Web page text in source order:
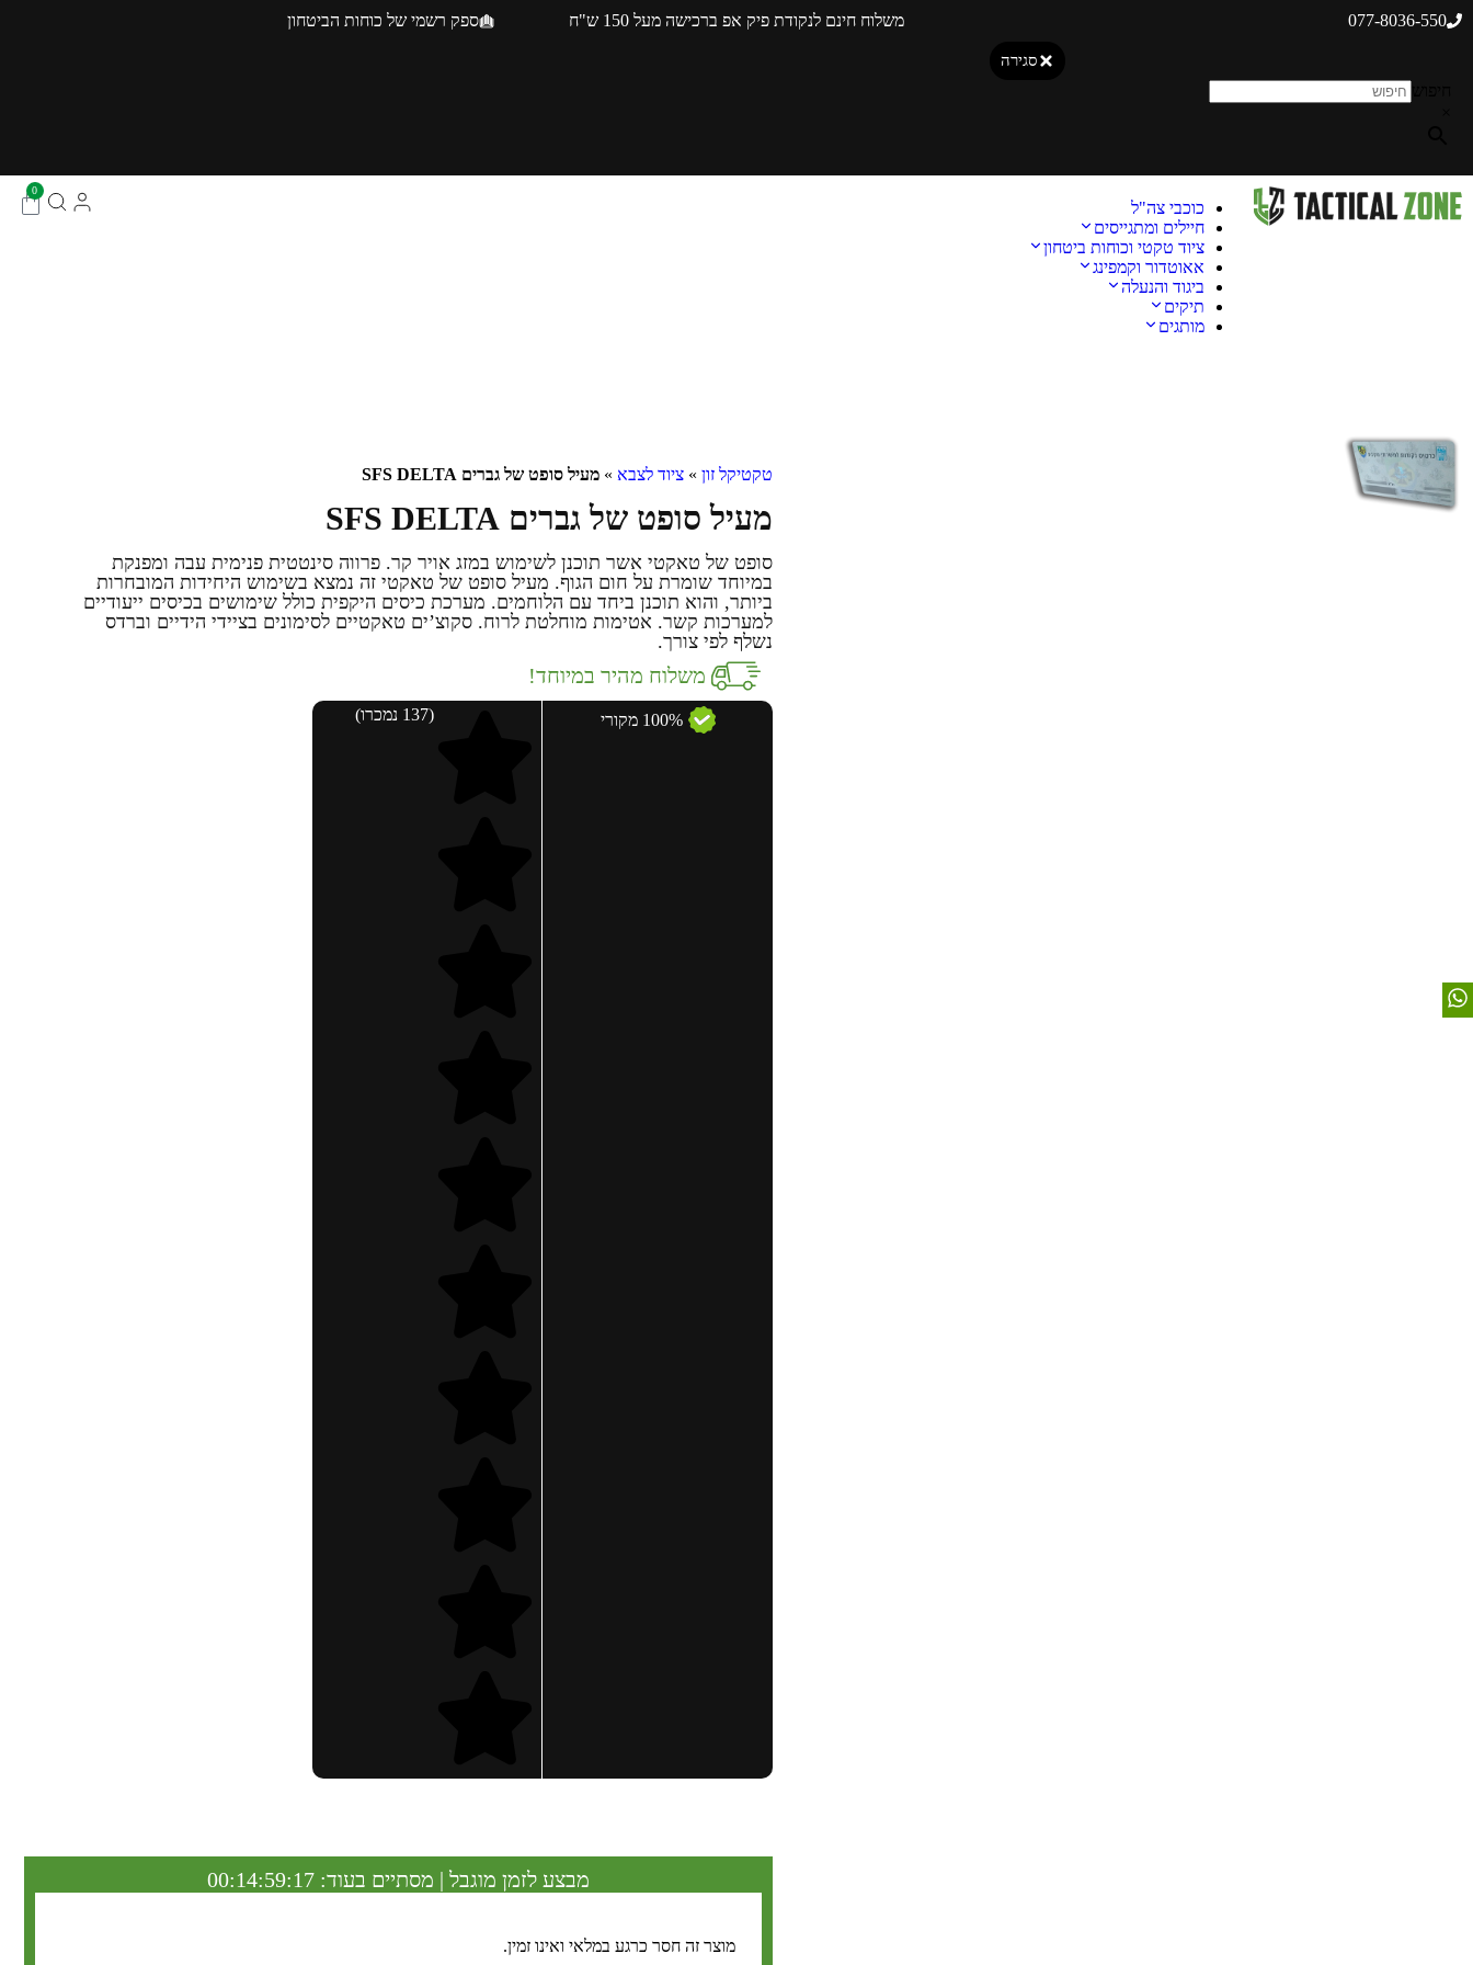
077-8036-550 משלוח חינם לנקודת פיק אפ ברכישה מעל 150 ש"ח ספק רשמי של כוחות הביטחון
סגירה
כוכבי צה"ל
חיילים ומתגייסים
ציוד טקטי וכוחות ביטחון
אאוטדור וקמפינג
ביגוד והנעלה
תיקים
מותגים
0
טקטיקל זון » ציוד לצבא » מעיל סופט של גברים SFS DELTA
מעיל סופט של גברים SFS DELTA
סופט של טאקטי אשר תוכנן לשימוש במזג אויר קר. פרווה סינטטית פנימית עבה ומפנקת
במיוחד שומרת על חום הגוף. מעיל סופט של טאקטי זה נמצא בשימוש היחידות המובחרות
ביותר, והוא תוכנן ביחד עם הלוחמים. מערכת כיסים היקפית כולל שימושים בכיסים ייעודיים
למערכות קשר. אטימות מוחלטת לרוח. סקוצ’ים טאקטיים לסימונים בציידי הידיים וברדס
נשלף לפי צורך.
משלוח מהיר במיוחד!
100% מקורי (137 נמכרו)
מבצע לזמן מוגבל | מסתיים בעוד: 00:14:59:16
מוצר זה חסר כרגע במלאי ואינו זמין.